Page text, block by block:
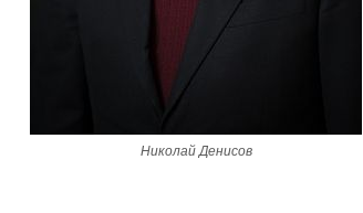
Николай Денисов